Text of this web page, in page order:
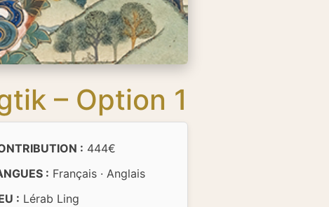
– Option 1
: 444€
: Français · Anglais
: Lérab Ling